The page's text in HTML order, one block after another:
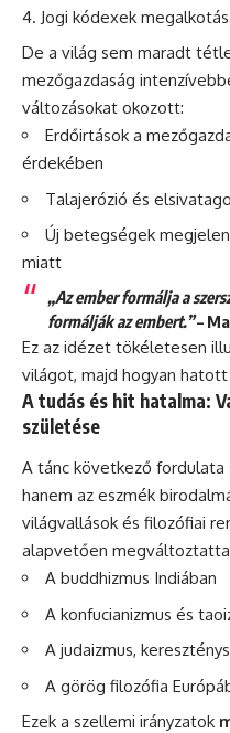
Jogi kódexek
De a világ sem maradt
mezőgazdaság
változásokat okozott:
Erdőirtások a
érdekében
Talajerózió és
Új betegségek
miatt
„Az ember formálja a
formálják az embert.”–
Ez az idézet tökéletesen
világot, majd hogyan
A tudás és hit hatalma:
születése
A tánc következő fordulata
hanem az eszmék
világvallások és filozófiai
alapvetően
A buddhizmus Indiában
A konfucianizmus és
A judaizmus,
A görög filozófia
Ezek a szellemi irányzatok